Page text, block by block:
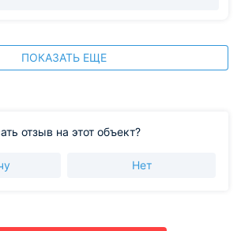
Рады, что Вы уезжаете с
Будем ждать новых
ПОКАЗАТЬ ЕЩЕ
отзыв на этот объект?
Нет